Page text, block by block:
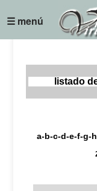
☰ menú
listado
a-b-c-d-e-f-g-h